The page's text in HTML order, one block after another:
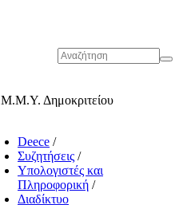
Δημοκριτείου
Deece /
Συζητήσεις /
Υπολογιστές και
Πληροφορική /
Διαδίκτυο